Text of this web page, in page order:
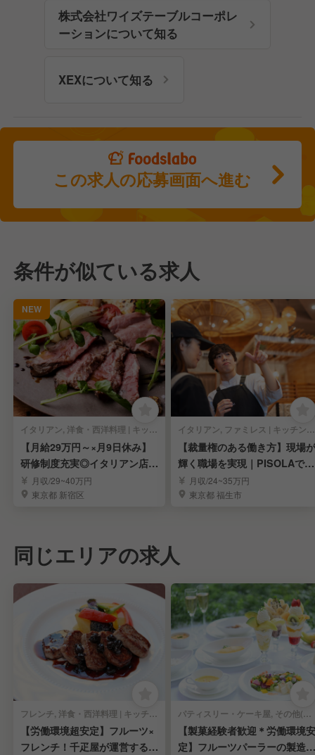
株式会社ワイズテーブルコーポレ
ーションについて知る
XEXについて知る
この求人の応募画面へ進む
条件が似ている求人
NEW
イタリアン, 洋食・西洋料理 | キッチンスタッフ
【月給29万円～×月9日休み】
研修制度充実◎イタリアン店舗
スタッフ募集
月収/29~40万円
東京都 新宿区
イタリアン, ファミレス | キッチンスタッフ
【裁量権のある働き方】現場が
輝く職場を実現｜PISOLAで料
理長候補募集
月収/24~35万円
東京都 福生市
同じエリアの求人
フレンチ, 洋食・西洋料理 | キッチンスタッフ
【労働環境超安定】フルーツ×
フレンチ！千疋屋が運営するレ
パティスリー・ケーキ屋, その他(料理ジャンル) | キッチンスタッフ
【製菓経験者歓迎＊労働環境安
定】フルーツパーラーの製造・